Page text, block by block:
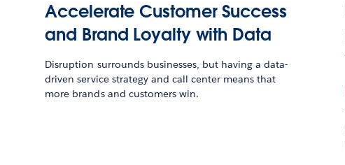
Accelerate Customer Success
and Brand Loyalty with Data
Disruption surrounds businesses, but having a data-
driven service strategy and call center means that
more brands and customers win.